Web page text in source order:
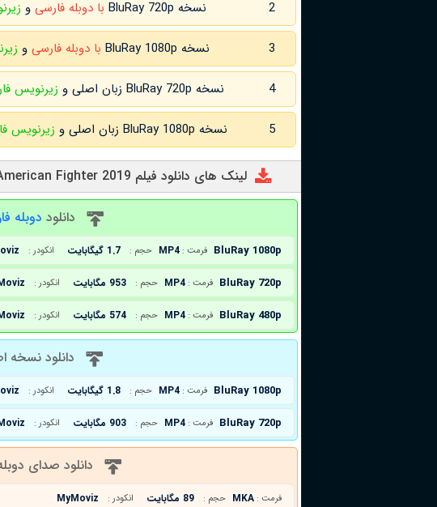
2 نسخه BluRay 720p با دوبله فارسی و
3 نسخه BluRay 1080p با دوبله فارسی و
4 نسخه BluRay 720p زبان اصلی و زیرنویس
5 نسخه BluRay 1080p زبان اصلی و زیرنویس
لینک های دانلود فیلم American Fighter 2019
دانلود دوبله
BluRay 1080p فرمت : MP4 حجم : 1.7 گیگابایت انکودر :
BluRay 720p فرمت : MP4 حجم : 953 مگابایت انکودر :
BluRay 480p فرمت : MP4 حجم : 574 مگابایت انکودر :
دانلود نسخه
BluRay 1080p فرمت : MP4 حجم : 1.8 گیگابایت انکودر :
BluRay 720p فرمت : MP4 حجم : 903 مگابایت انکودر :
دانلود صدای
فرمت : MKA حجم : 89 مگابایت انکودر : MyMoviz